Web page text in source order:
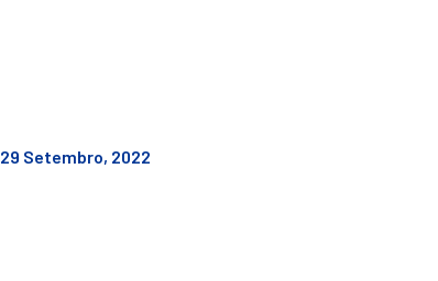
29 Setembro, 2022